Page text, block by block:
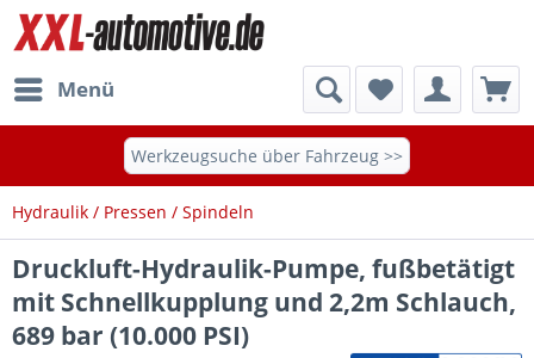
Menü
Werkzeugsuche über Fahrzeug >>
Hydraulik / Pressen / Spindeln
Druckluft-Hydraulik-Pumpe, fußbetätigt
mit Schnellkupplung und 2,2m Schlauch,
689 bar (10.000 PSI)